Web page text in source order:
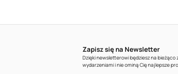
Zapisz się na Newsletter
Dzięki newsletterowi będziesz na bieżąco
wydarzeniami i nie ominą Cię najlepsze